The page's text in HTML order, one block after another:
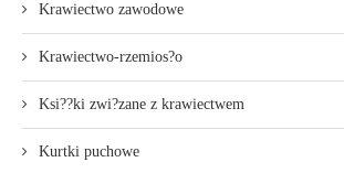
Krawiectwo zawodowe
Krawiectwo-rzemios?o
Ksi??ki zwi?zane z krawiectwem
Kurtki puchowe